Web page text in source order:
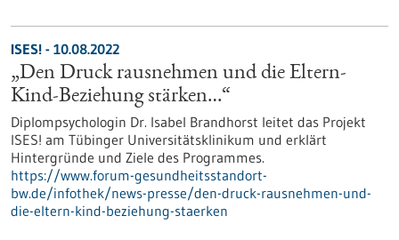
ISES! - 10.08.2022
„Den Druck rausnehmen und die Eltern-
Kind-Beziehung stärken…“
Diplompsychologin Dr. Isabel Brandhorst leitet das Projekt
ISES! am Tübinger Universitätsklinikum und erklärt
Hintergründe und Ziele des Programmes.
https://www.forum-gesundheitsstandort-
bw.de/infothek/news-presse/den-druck-rausnehmen-und-
die-eltern-kind-beziehung-staerken